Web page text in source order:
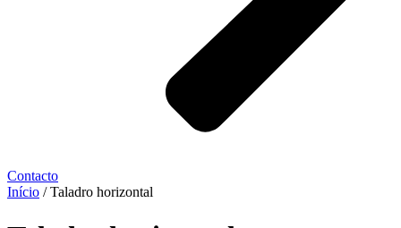
Contacto
Início / Taladro horizontal